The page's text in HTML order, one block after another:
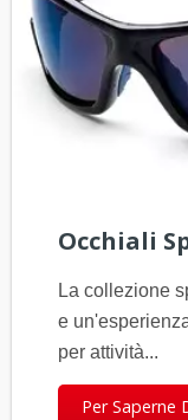
Occhiali
La collezione
e
per attività...
Per Saperne